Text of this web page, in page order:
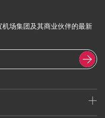
场集团及其商业伙伴的最新